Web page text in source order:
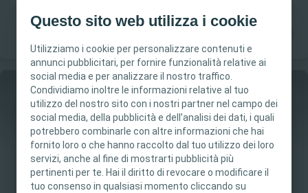
Questo sito web utilizza i cookie
Utilizziamo i cookie per personalizzare contenuti e
annunci pubblicitari, per fornire funzionalità relative ai
social media e per analizzare il nostro traffico.
Condividiamo inoltre le informazioni relative al tuo
utilizzo del nostro sito con i nostri partner nel campo dei
social media, della pubblicità e dell’analisi dei dati, i quali
potrebbero combinarle con altre informazioni che hai
fornito loro o che hanno raccolto dal tuo utilizzo dei loro
servizi, anche al fine di mostrarti pubblicità più
pertinenti per te. Hai il diritto di revocare o modificare il
tuo consenso in qualsiasi momento cliccando su
Questo sito è destinato esclusivamente ai
professionisti sanitari. I contenuti del sito sono
destinati a scopi formativi e informativi.
Coloplast non fornisce consulenza medica. La